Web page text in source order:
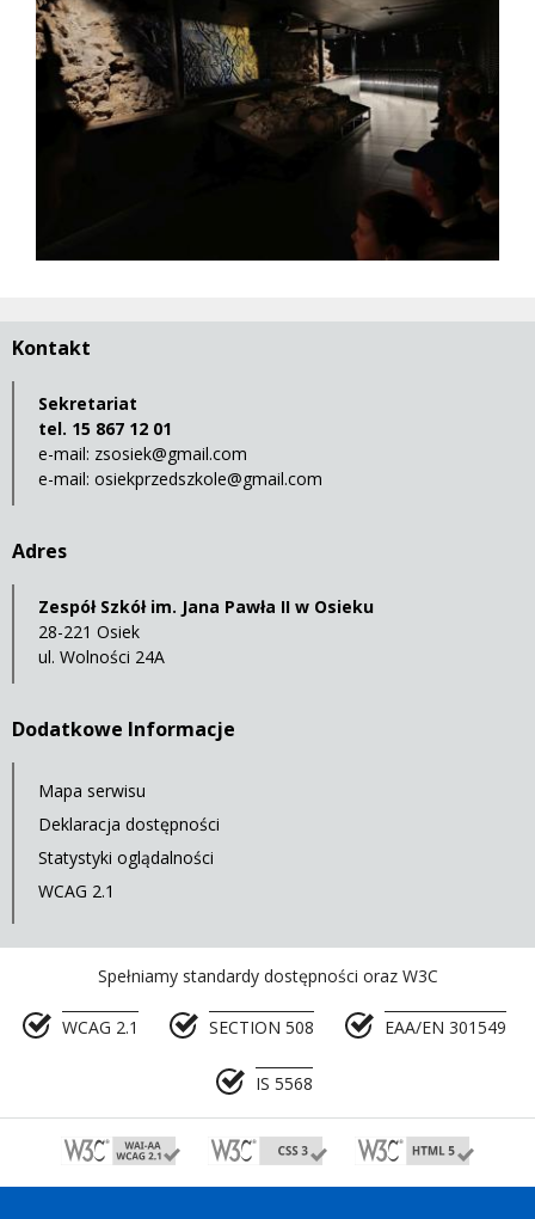
Kontakt
Sekretariat
tel. 15 867 12 01
e-mail: zsosiek@gmail.com
e-mail: osiekprzedszkole@gmail.com
Adres
Zespół Szkół im. Jana Pawła II w Osieku
28-221 Osiek
ul. Wolności 24A
Dodatkowe Informacje
Mapa serwisu
Deklaracja dostępności
Statystyki oglądalności
WCAG 2.1
Spełniamy standardy dostępności oraz W3C
WCAG 2.1 SECTION 508 EAA/EN 301549
IS 5568